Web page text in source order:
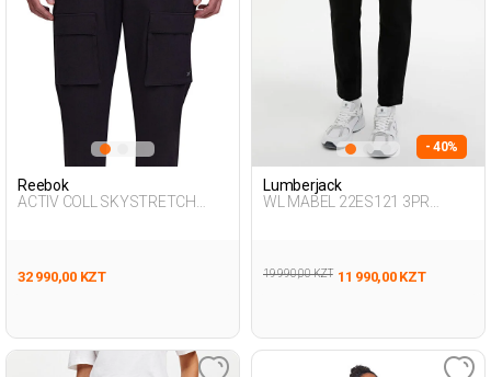
Reebok
ACTIV COLL SKYSTRETCH
32 990,00 KZT
- 40%
Lumberjack
WL MABEL 22ES121 3PR
19 990,00 KZT 11 990,00 KZT